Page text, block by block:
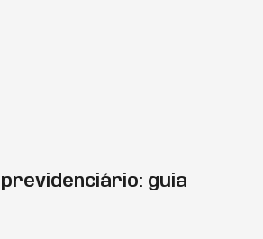
guia